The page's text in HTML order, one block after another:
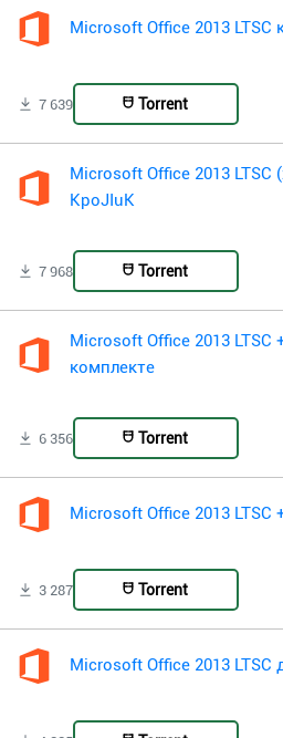
Microsoft Office 2013 LTSC
7 639 Torrent
Microsoft Office 2013 LTSC
KpoJIuK
7 968 Torrent
Microsoft Office 2013 LTSC
комплекте
6 356 Torrent
Microsoft Office 2013 LTSC
3 287 Torrent
Microsoft Office 2013 LTSC